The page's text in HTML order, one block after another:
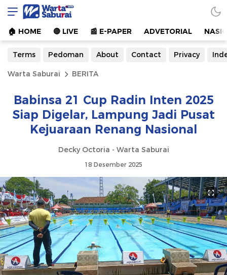
Warta Saburai
Sumber Informasi Terkini
🏠︎ HOME 🔴 LIVE 📰 E-PAPER ADVETORIAL
Terms Pedoman About Contact Privacy
Warta Saburai BERITA
Babinsa 21 Cup Radin Inten 2025
Siap Digelar, Lampung Jadi Pusat
Kejuaraan Renang Nasional
Decky Octoria - Warta Saburai
18 Desember 2025